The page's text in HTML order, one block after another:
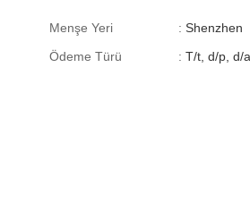
Menşe Yeri :Shenzhen
Ödeme Türü :T/t, d/p, d/